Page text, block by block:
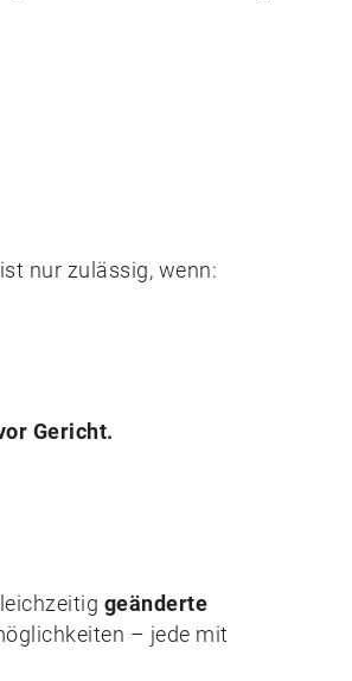
nur zulässig, wenn:
Gericht.
geänderte
– jede mit